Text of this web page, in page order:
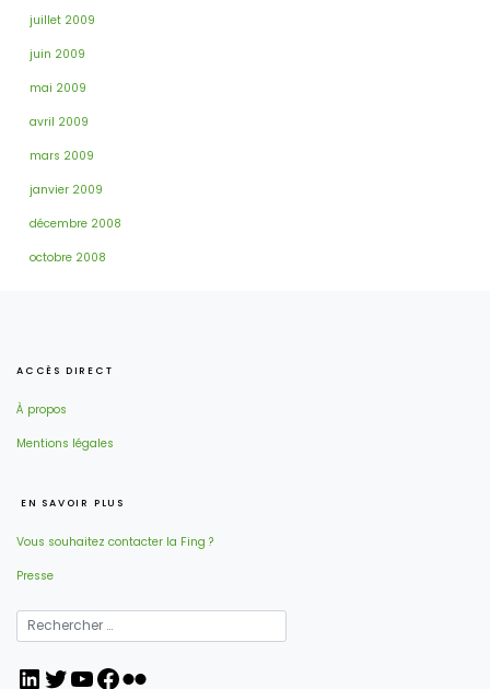
juillet 2009
juin 2009
mai 2009
avril 2009
mars 2009
janvier 2009
décembre 2008
octobre 2008
ACCÈS DIRECT
À propos
Mentions légales
EN SAVOIR PLUS
Vous souhaitez contacter la Fing ?
Presse
LinkedIn
Twitter
YouTube
Facebook
Flickr